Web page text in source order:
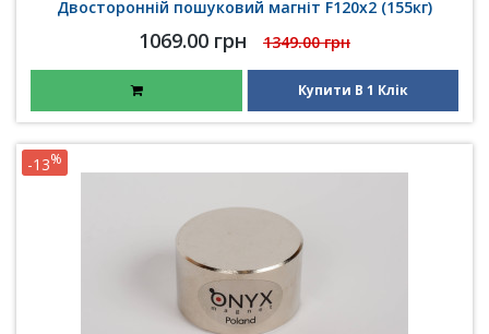
Двосторонній пошуковий магніт F120x2 (155кг)
1069.00 грн 1349.00 грн
Купити В 1 Клік
-13%